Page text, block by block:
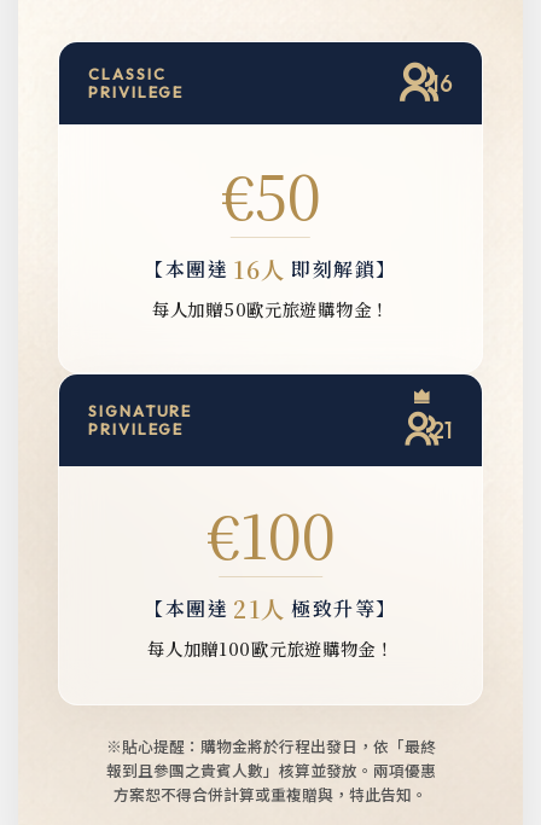
CLASSIC
PRIVILEGE
16
€50
【本團達 16人 即刻解鎖】
每人加贈50歐元旅遊購物金！
SIGNATURE
PRIVILEGE
21
€100
【本團達 21人 極致升等】
每人加贈100歐元旅遊購物金！
※貼心提醒：購物金將於行程出發日，依「最終
報到且參團之貴賓人數」核算並發放。 兩項優惠
方案恕不得合併計算或重複贈與，特此告知。